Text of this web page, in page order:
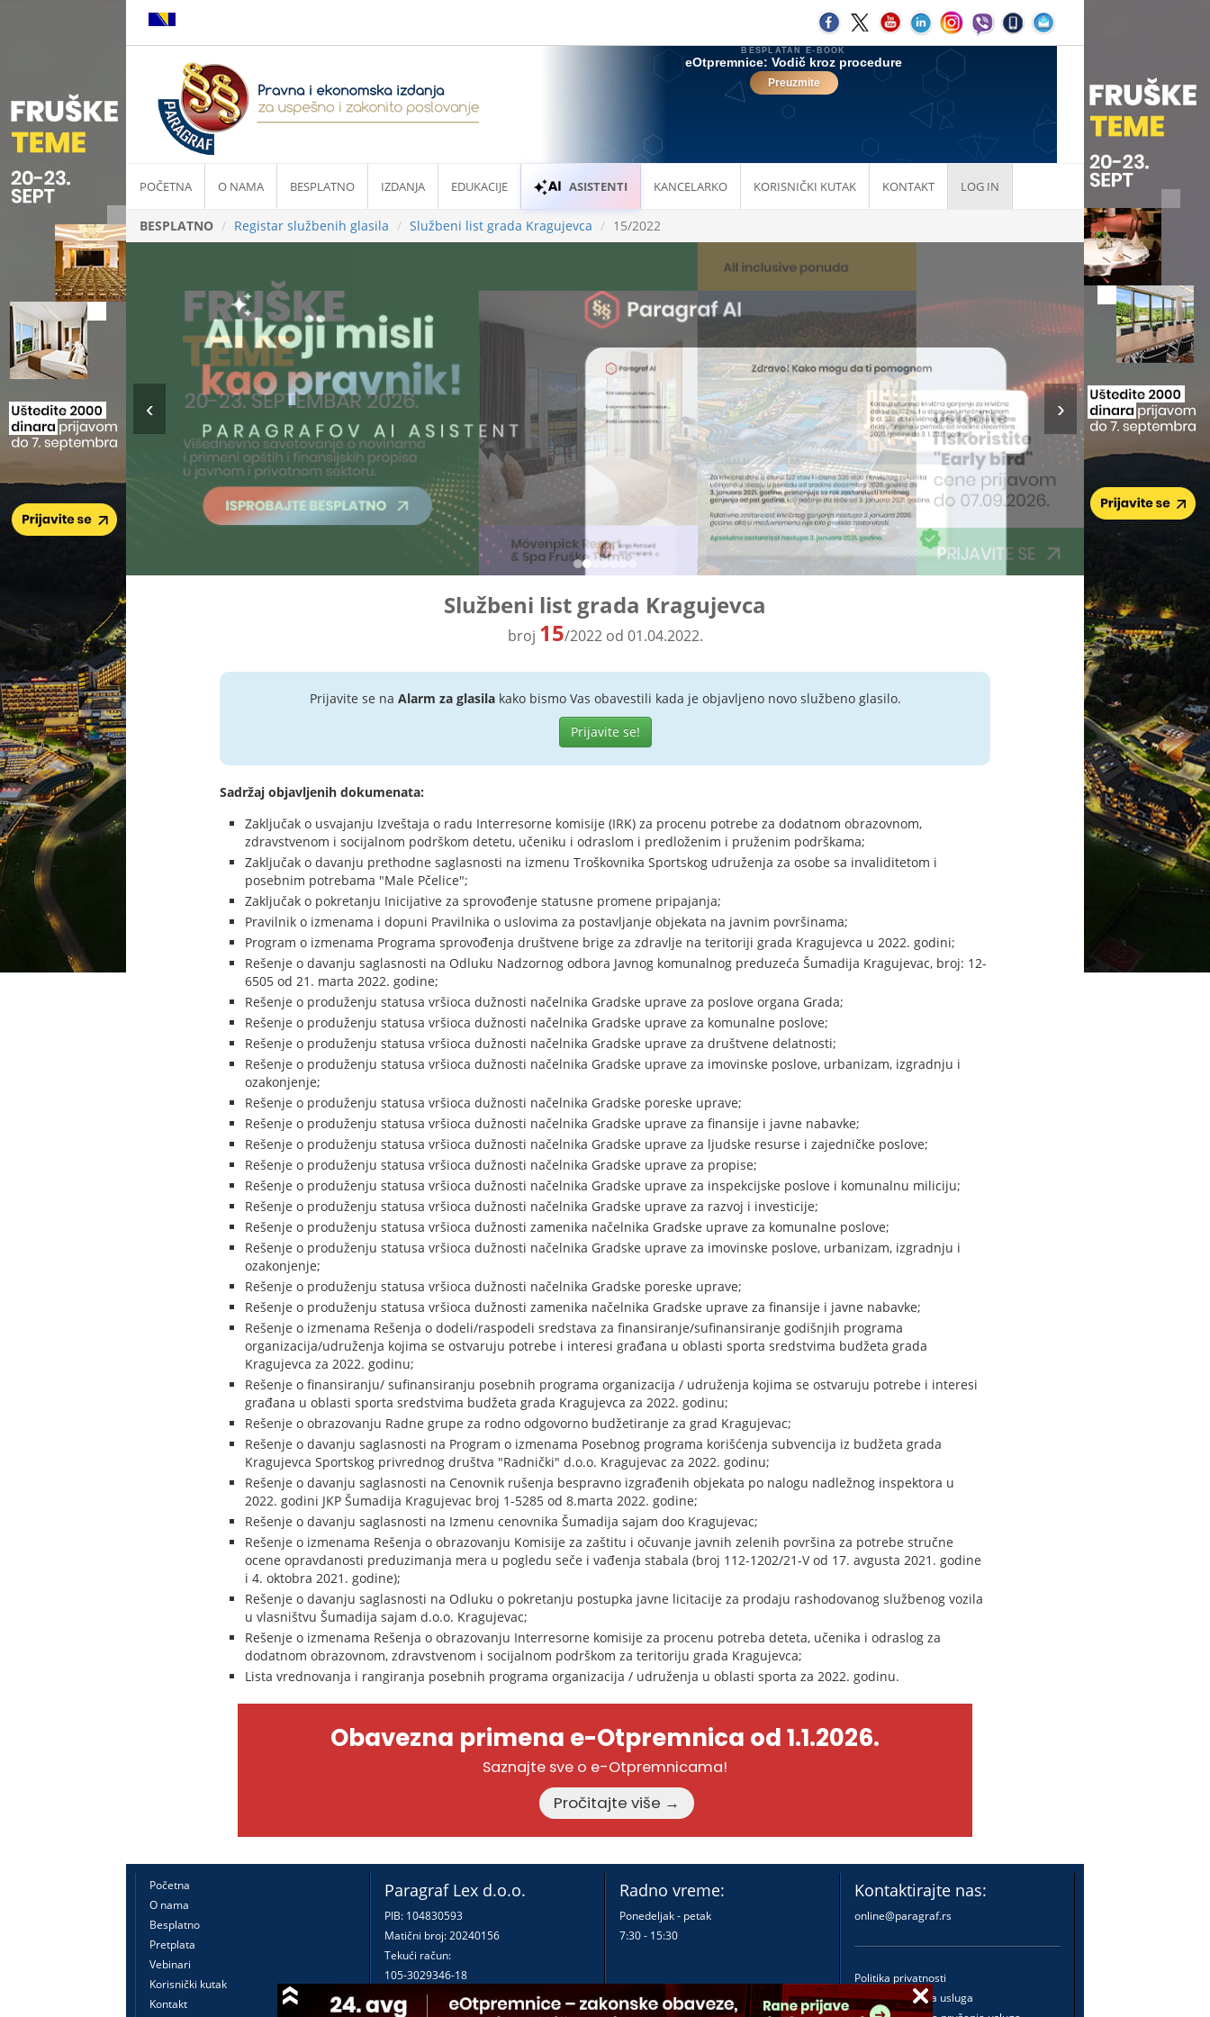
POČETNA O NAMA BESPLATNO IZDANJA EDUKACIJE ASISTENTI KANCELARKO KORISNIČKI KUTAK KONTAKT LOG IN
BESPLATNO Registar službenih glasila Službeni list grada Kragujevca 15/2022
Službeni list grada Kragujevca
broj 15/2022 od 01.04.2022.
Prijavite se na Alarm za glasilakako bismo Vas obavestili kada je objavljeno novo službeno glasilo.
Prijavite se!
Sadržaj objavljenih dokumenata:
Zaključak o usvajanju Izveštaja o radu Interresorne komisije (IRK) za procenu potrebe za dodatnom obrazovnom,
zdravstvenom i socijalnom podrškom detetu, učeniku i odraslom i predloženim i pruženim podrškama;
Zaključak o davanju prethodne saglasnosti na izmenu Troškovnika Sportskog udruženja za osobe sa invaliditetom i
posebnim potrebama "Male Pčelice";
Zaključak o pokretanju Inicijative za sprovođenje statusne promene pripajanja;
Pravilnik o izmenama i dopuni Pravilnika o uslovima za postavljanje objekata na javnim površinama;
Program o izmenama Programa sprovođenja društvene brige za zdravlje na teritoriji grada Kragujevca u 2022. godini;
Rešenje o davanju saglasnosti na Odluku Nadzornog odbora Javnog komunalnog preduzeća Šumadija Kragujevac, broj: 12-
6505 od 21. marta 2022. godine;
Rešenje o produženju statusa vršioca dužnosti načelnika Gradske uprave za poslove organa Grada;
Rešenje o produženju statusa vršioca dužnosti načelnika Gradske uprave za komunalne poslove;
Rešenje o produženju statusa vršioca dužnosti načelnika Gradske uprave za društvene delatnosti;
Rešenje o produženju statusa vršioca dužnosti načelnika Gradske uprave za imovinske poslove, urbanizam, izgradnju i
ozakonjenje;
Rešenje o produženju statusa vršioca dužnosti načelnika Gradske poreske uprave;
Rešenje o produženju statusa vršioca dužnosti načelnika Gradske uprave za finansije i javne nabavke;
Rešenje o produženju statusa vršioca dužnosti načelnika Gradske uprave za ljudske resurse i zajedničke poslove;
Rešenje o produženju statusa vršioca dužnosti načelnika Gradske uprave za propise;
Rešenje o produženju statusa vršioca dužnosti načelnika Gradske uprave za inspekcijske poslove i komunalnu miliciju;
Rešenje o produženju statusa vršioca dužnosti načelnika Gradske uprave za razvoj i investicije;
Rešenje o produženju statusa vršioca dužnosti zamenika načelnika Gradske uprave za komunalne poslove;
Rešenje o produženju statusa vršioca dužnosti načelnika Gradske uprave za imovinske poslove, urbanizam, izgradnju i
ozakonjenje;
Rešenje o produženju statusa vršioca dužnosti načelnika Gradske poreske uprave;
Rešenje o produženju statusa vršioca dužnosti zamenika načelnika Gradske uprave za finansije i javne nabavke;
Rešenje o izmenama Rešenja o dodeli/raspodeli sredstava za finansiranje/sufinansiranje godišnjih programa
organizacija/udruženja kojima se ostvaruju potrebe i interesi građana u oblasti sporta sredstvima budžeta grada
Kragujevca za 2022. godinu;
Rešenje o finansiranju/ sufinansiranju posebnih programa organizacija / udruženja kojima se ostvaruju potrebe i interesi
građana u oblasti sporta sredstvima budžeta grada Kragujevca za 2022. godinu;
Rešenje o obrazovanju Radne grupe za rodno odgovorno budžetiranje za grad Kragujevac;
Rešenje o davanju saglasnosti na Program o izmenama Posebnog programa korišćenja subvencija iz budžeta grada
Kragujevca Sportskog privrednog društva "Radnički" d.o.o. Kragujevac za 2022. godinu;
Rešenje o davanju saglasnosti na Cenovnik rušenja bespravno izgrađenih objekata po nalogu nadležnog inspektora u
2022. godini JKP Šumadija Kragujevac broj 1-5285 od 8.marta 2022. godine;
Rešenje o davanju saglasnosti na Izmenu cenovnika Šumadija sajam doo Kragujevac;
Rešenje o izmenama Rešenja o obrazovanju Komisije za zaštitu i očuvanje javnih zelenih površina za potrebe stručne
ocene opravdanosti preduzimanja mera u pogledu seče i vađenja stabala (broj 112-1202/21-V od 17. avgusta 2021. godine
i 4. oktobra 2021. godine);
Rešenje o davanju saglasnosti na Odluku o pokretanju postupka javne licitacije za prodaju rashodovanog službenog vozila
u vlasništvu Šumadija sajam d.o.o. Kragujevac;
Rešenje o izmenama Rešenja o obrazovanju Interresorne komisije za procenu potreba deteta, učenika i odraslog za
dodatnom obrazovnom, zdravstvenom i socijalnom podrškom za teritoriju grada Kragujevca;
Lista vrednovanja i rangiranja posebnih programa organizacija / udruženja u oblasti sporta za 2022. godinu.
Obavezna primena e-Otpremnica od 1.1.2026.
Saznajte sve o e-Otpremnicama!
Pročitajte više →
Početna
O nama
Besplatno
Pretplata
Vebinari
Korisnički kutak
Kontakt
Paragraf Lex d.o.o.
PIB: 104830593
Matični broj: 20240156
Tekući račun:
105-3029346-18
160-0000000380290-23
Radno vreme:
Ponedeljak - petak
7:30 - 15:30
Kontaktirajte nas:
online@paragraf.rs
Politika privatnosti
Politika pružanja usluga